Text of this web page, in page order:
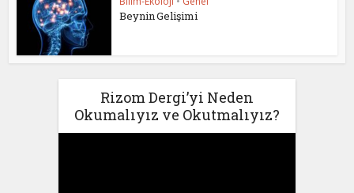
Beynin Gelişimi
Rizom Dergi’yi Neden
Okumalıyız ve Okutmalıyız?